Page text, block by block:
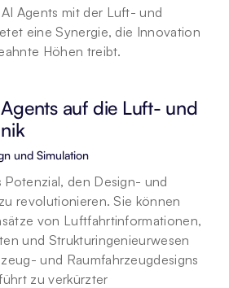
Agents mit der Luft- und
eine Synergie, die Innovation
Höhen treibt.
auf die Luft- und
und Simulation
Potenzial, den Design- und
revolutionieren. Sie können
von Luftfahrtinformationen,
und Strukturingenieurwesen
und Raumfahrzeugdesigns
zu verkürzter